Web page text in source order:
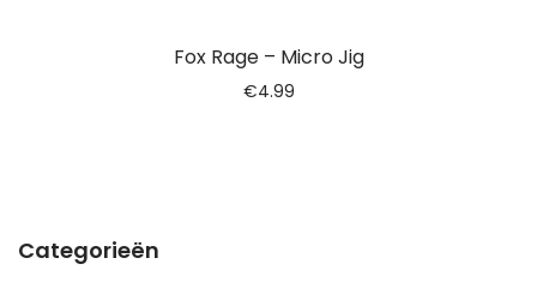
Fox Rage – Micro Jig
€4.99
Categorieën